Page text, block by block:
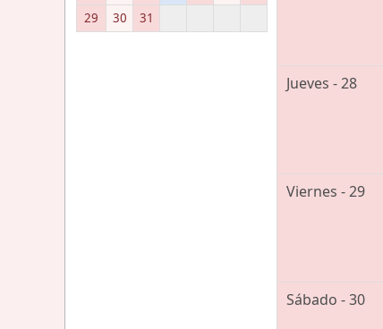
29
30 31
Jueves - 28
Viernes - 29
Sábado - 30